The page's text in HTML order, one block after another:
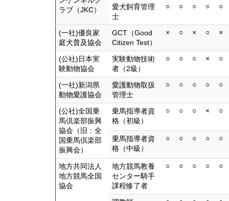
ラブ（JKC）
愛犬飼育管理
士
○ ○ ○ ○ ○
(一社)優良家
庭犬普及協会
GCT（Good
Citizen Test）
× ○ × ○ ×
(公社)日本実
験動物協会
実験動物技術
者（2級）
○ ○ ○ × ○
(一社)新潟県
動物愛護協会
愛護動物取扱
管理士
○ ○ ○ ○ ○
(公社)全国乗
馬倶楽部振興
協会（旧：全
国乗馬倶楽部
振興会）
乗馬指導者資
格（初級）
○ ○ ○ × ○
乗馬指導者資
格（中級）
○ ○ ○ ○ ○
地方共同法人
地方競馬全国
協会
地方競馬教養
センター騎手
課程修了者
○ ○ ○ ○ ○